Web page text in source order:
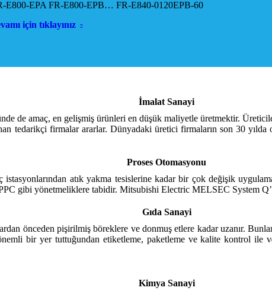
E800-EPA FR-E800-EPB… FR-E840-0120EPB-60
için tıklayınız
İmalat Sanayi
de amaç, en gelişmiş ürünleri en düşük maliyetle üretmektir.
tedarikçi firmalar ararlar. Dünyadaki üretici firmaların son 30
Proses Otomasyonu
atık yakma tesislerine kadar bir çok değişik
gibi yönetmeliklere tabidir. Mitsubishi Electric MELSEC System
Gıda Sanayi
önceden pişirilmiş böreklere ve donmuş etlere kadar uzanır.
bir yer tuttuğundan etiketleme, paketleme ve kalite kontrol
Kimya Sanayi